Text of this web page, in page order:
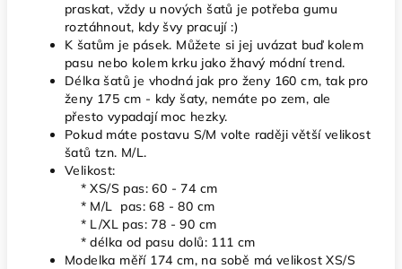
praskat, vždy u nových šatů je potřeba gumu
roztáhnout, kdy švy pracují :)
K šatům je pásek. Můžete si jej uvázat buď kolem
pasu nebo kolem krku jako žhavý módní trend.
Délka šatů je vhodná jak pro ženy 160 cm, tak pro
ženy 175 cm - kdy šaty, nemáte po zem, ale
přesto vypadají moc hezky.
Pokud máte postavu S/M volte raději větší velikost
šatů tzn. M/L.
Velikost:
* XS/S pas: 60 - 74 cm
* M/L pas: 68 - 80 cm
* L/XL pas: 78 - 90 cm
* délka od pasu dolů: 111 cm
Modelka měří 174 cm, na sobě má velikost XS/S